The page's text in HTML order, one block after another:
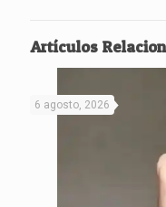
Artículos
6 agosto, 2026